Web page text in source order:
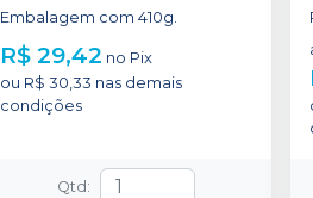
Embalagem com 410g.
R$ 29,42 no Pix
ou R$ 30,33 nas demais
condições
Qtd :